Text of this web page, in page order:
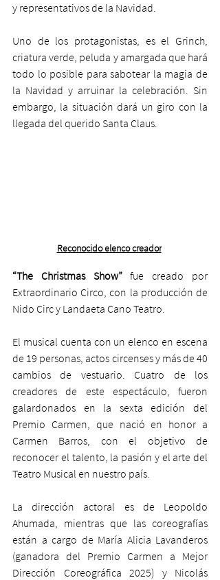
y representativos de la Navidad.
Uno de los protagonistas, es el Grinch,
criatura verde, peluda y amargada que hará
todo lo posible para sabotear la magia de
la Navidad y arruinar la celebración. Sin
embargo, la situación dará un giro con la
llegada del querido Santa Claus.
Reconocido elenco creador
“The Christmas Show” fue creado por
Extraordinario Circo, con la producción de
Nido Circ y Landaeta Cano Teatro.
El musical cuenta con un elenco en escena
de 19 personas, actos circenses y más de 40
cambios de vestuario. Cuatro de los
creadores de este espectáculo, fueron
galardonados en la sexta edición del
Premio Carmen, que nació en honor a
Carmen Barros, con el objetivo de
reconocer el talento, la pasión y el arte del
Teatro Musical en nuestro país.
La dirección actoral es de Leopoldo
Ahumada, mientras que las coreografías
están a cargo de María Alicia Lavanderos
(ganadora del Premio Carmen a Mejor
Dirección Coreográfica 2025) y Nicolás